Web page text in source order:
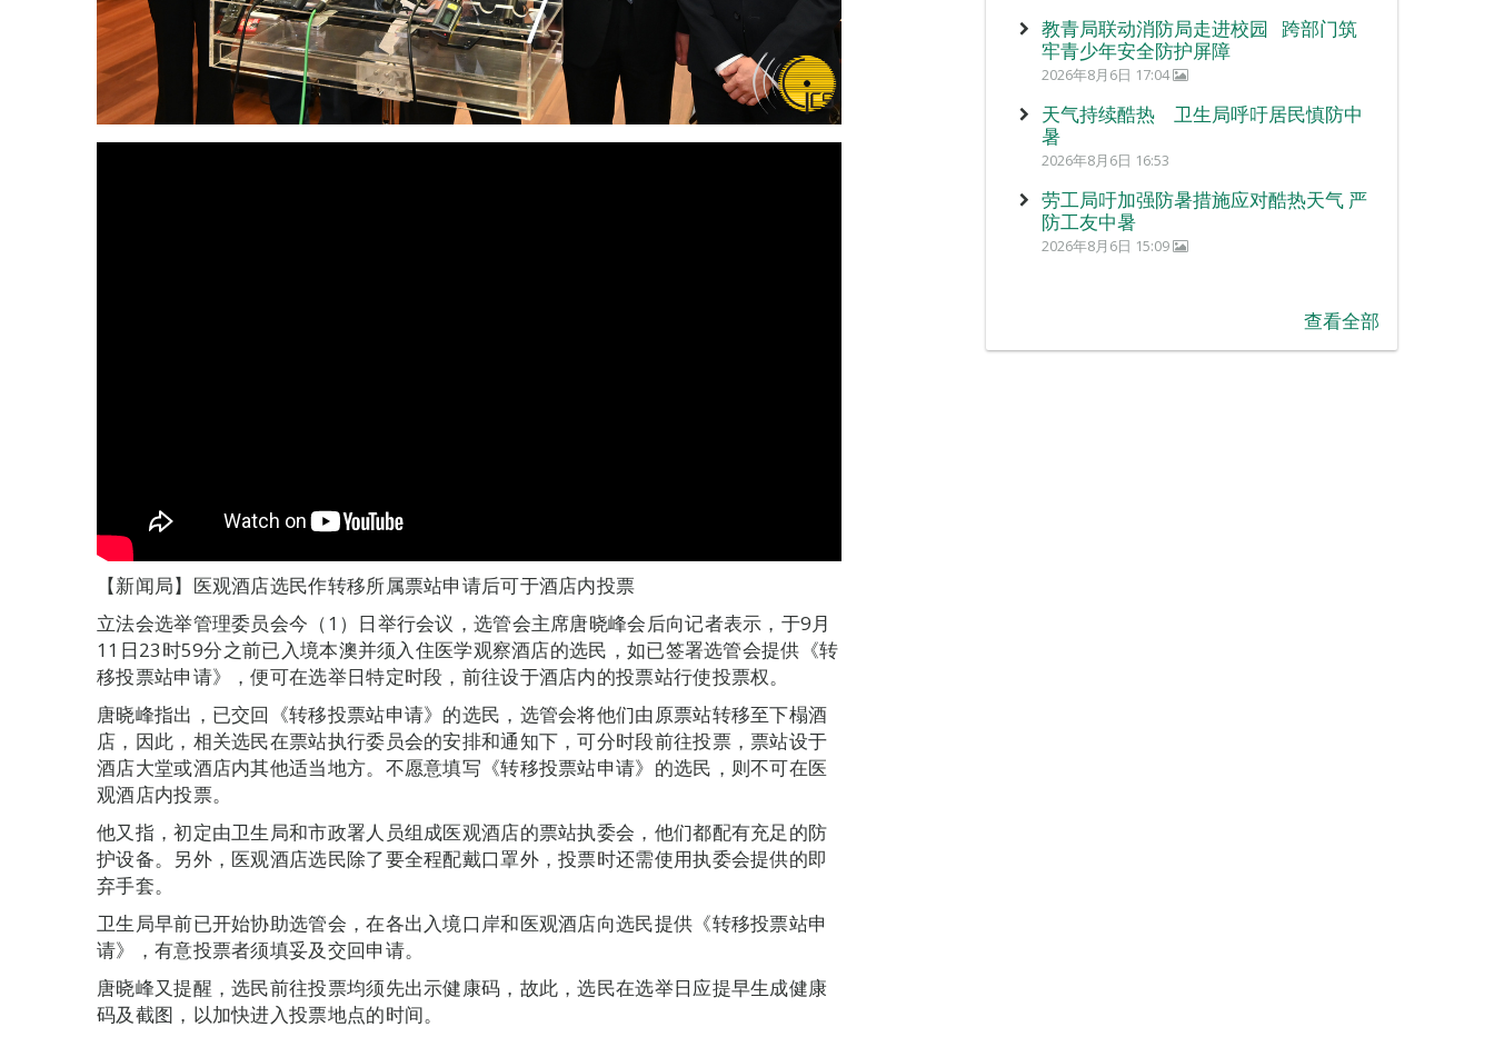
【新闻局】医观酒店选民作转移所属票站申请后可于酒店内投票
立法会选举管理委员会今（1）日举行会议，选管会主席唐晓峰会后向记者表示，于9月
11日23时59分之前已入境本澳并须入住医学观察酒店的选民，如已签署选管会提供《转
移投票站申请》，便可在选举日特定时段，前往设于酒店内的投票站行使投票权。
唐晓峰指出，已交回《转移投票站申请》的选民，选管会将他们由原票站转移至下榻酒
店，因此，相关选民在票站执行委员会的安排和通知下，可分时段前往投票，票站设于
酒店大堂或酒店内其他适当地方。不愿意填写《转移投票站申请》的选民，则不可在医
观酒店内投票。
他又指，初定由卫生局和市政署人员组成医观酒店的票站执委会，他们都配有充足的防
护设备。另外，医观酒店选民除了要全程配戴口罩外，投票时还需使用执委会提供的即
弃手套。
卫生局早前已开始协助选管会，在各出入境口岸和医观酒店向选民提供《转移投票站申
请》，有意投票者须填妥及交回申请。
唐晓峰又提醒，选民前往投票均须先出示健康码，故此，选民在选举日应提早生成健康
码及截图，以加快进入投票地点的时间。
教青局联动消防局走进校园 跨部门筑
牢青少年安全防护屏障
2026年8月6日 17:04
天气持续酷热 卫生局呼吁居民慎防中
暑
2026年8月6日 16:53
劳工局吁加强防暑措施应对酷热天气 严
防工友中暑
2026年8月6日 15:09
查看全部